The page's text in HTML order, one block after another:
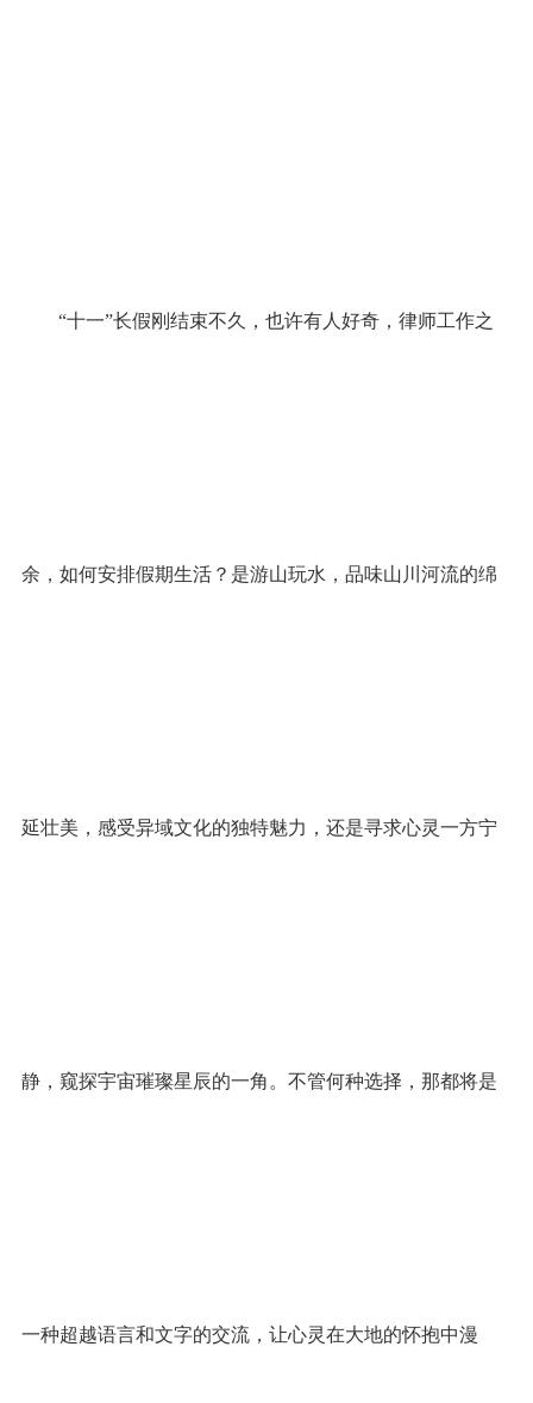
“十一”长假刚结束不久，也许有人好奇，律师工作之
余，如何安排假期生活？是游山玩水，品味山川河流的绵
延壮美，感受异域文化的独特魅力，还是寻求心灵一方宁
静，窥探宇宙璀璨星辰的一角。不管何种选择，那都将是
一种超越语言和文字的交流，让心灵在大地的怀抱中漫